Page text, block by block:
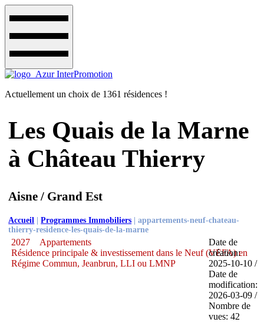
Actuellement un choix de 1361 résidences !
Les Quais de la Marne
à Château Thierry
Aisne / Grand Est
Accueil |Programmes Immobiliers |appartements-neuf-chateau-
thierry-residence-les-quais-de-la-marne
2027
Appartements
Résidence principale & investissement dans le Neuf (VEFA) en
Régime Commun, Jeanbrun, LLI ou LMNP
Date de
création:
2025-10-10 /
Date de
modification:
2026-03-09 /
Nombre de
vues: 42